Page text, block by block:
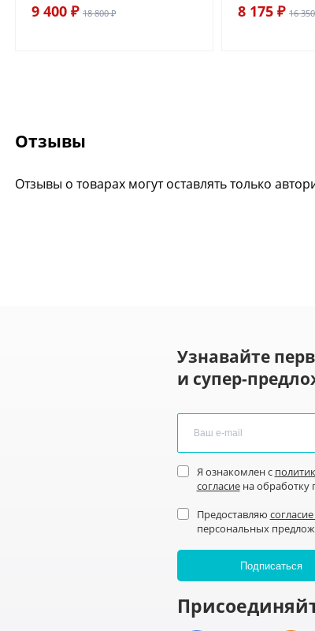
9 400 ₽ 18 800 ₽ 8 175 ₽ 16
Отзывы
Отзывы о товарах могут оставлять только
Узнавайте
и супер-
Я ознакомлен с
согласиена обработку
Предоставляю
персональных